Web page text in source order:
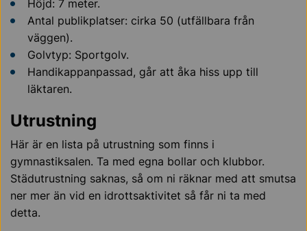
Höjd: 7 meter.
Antal publikplatser: cirka 50 (utfällbara från
väggen).
Golvtyp: Sportgolv.
Handikappanpassad, går att åka hiss upp till
läktaren.
Utrustning
Här är en lista på utrustning som finns i
gymnastiksalen. Ta med egna bollar och klubbor.
Städutrustning saknas, så om ni räknar med att smutsa
ner mer än vid en idrottsaktivitet så får ni ta med
detta.